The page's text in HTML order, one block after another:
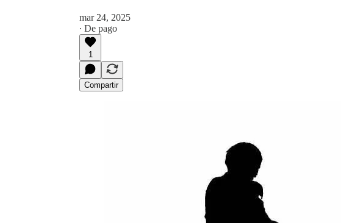
mar 24, 2025
∙ De pago
1
Compartir